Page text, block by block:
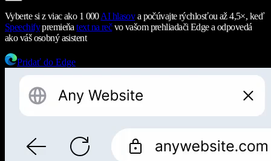
Vyberte si z viac ako 1 000AI hlasova počúvajte rýchlosťou až 4,5×, keď
Speechifypremieňatext na rečvo vašom prehliadači Edge a odpovedá
ako váš osobný asistent
Pridať do Edge